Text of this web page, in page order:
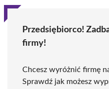
Przedsiębiorco!
firmy!
Chcesz wyróżnić firmę
Sprawdź jak możesz